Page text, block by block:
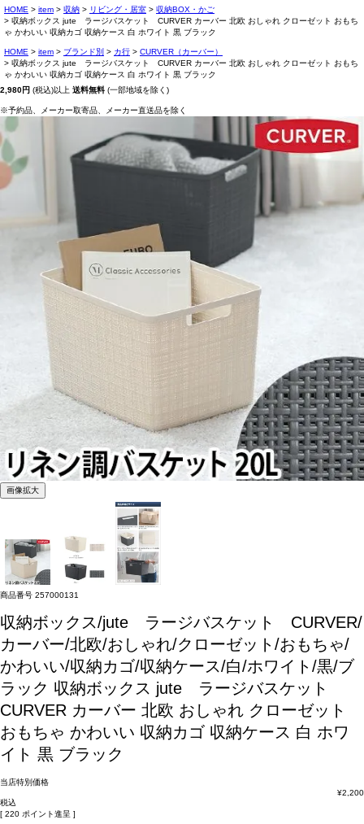
HOME item 収納 リビング・居室
収納BOX・かご
収納ボックス jute ラージバスケット CURVER カーバー 北欧 おしゃれ クローゼット おもち
ゃ かわいい 収納カゴ 収納ケース 白 ホワイト 黒 ブラック
HOME item ブランド別 カ行
CURVER（カーバー）
収納ボックス jute ラージバスケット CURVER カーバー 北欧 おしゃれ クローゼット おもち
ゃ かわいい 収納カゴ 収納ケース 白 ホワイト 黒 ブラック
2,980円 (税込)以上 送料無料 (一部地域を除く)
※予約品、メーカー取寄品、メーカー直送品を除く
画像拡大
商品番号 257000131
収納ボックス/jute ラージバスケット CURVER/
カーバー/北欧/おしゃれ/クローゼット/おもちゃ/
かわいい/収納カゴ/収納ケース/白/ホワイト/黒/ブ
ラック 収納ボックス jute ラージバスケット
CURVER カーバー 北欧 おしゃれ クローゼット
おもちゃ かわいい 収納カゴ 収納ケース 白 ホワ
イト 黒 ブラック
当店特別価格
¥2,200
税込
[ 220 ポイント進呈 ]